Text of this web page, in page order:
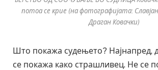
потоа се крие (на фотографијата:
Драган Ковачки)
Што покажа судењето? Најнапред,
се покажа како страшливец. Не се